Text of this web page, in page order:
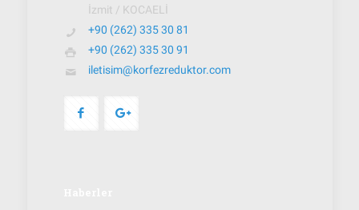
İzmit / KOCAELİ
+90 (262) 335 30 81
+90 (262) 335 30 91
iletisim@korfezreduktor.com